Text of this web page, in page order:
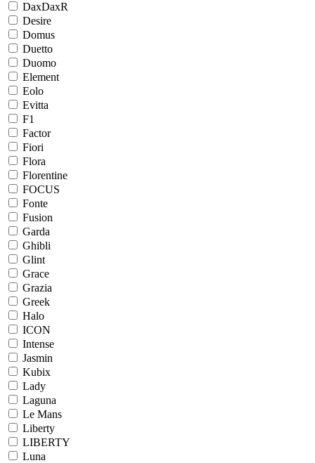
DaxDaxR
Desire
Domus
Duetto
Duomo
Element
Eolo
Evitta
F1
Factor
Fiori
Flora
Florentine
FOCUS
Fonte
Fusion
Garda
Ghibli
Glint
Grace
Grazia
Greek
Halo
ICON
Intense
Jasmin
Kubix
Lady
Laguna
Le Mans
Liberty
LIBERTY
Luna